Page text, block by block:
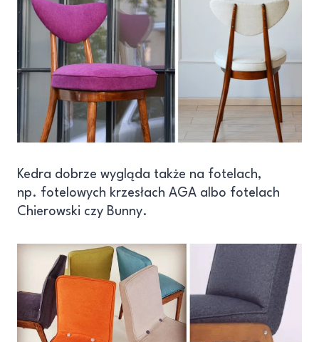
Kedra dobrze wygląda także na fotelach,
np. fotelowych krzesłach AGA albo fotelach
Chierowski czy Bunny.